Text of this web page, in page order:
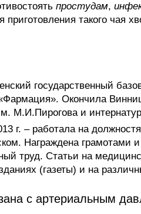
простудам,
приготовления такого чая
государственный
Окончила
М.И.Пирогова и
г. – работала на
Награждена грамотами
труд. Статьи на
(газеты) и на
с артериальным